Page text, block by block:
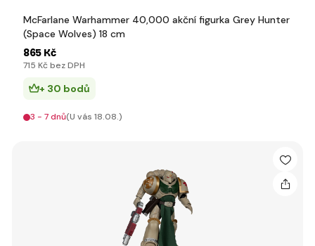
McFarlane Warhammer 40,000 akční figurka Grey Hunter
(Space Wolves) 18 cm
865 Kč
715 Kč bez DPH
+ 30 bodů
3 - 7 dnů(U vás 18.08.)